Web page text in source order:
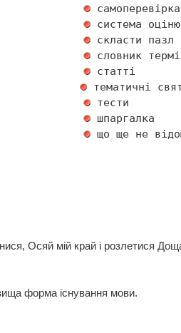
рік
Осяй мій край і розлетися
форма існування мови.